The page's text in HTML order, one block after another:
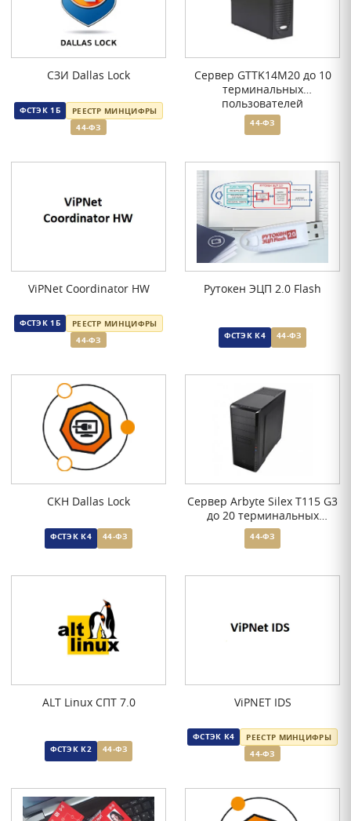
СЗИ Dallas Lock
ФСТЭК 1Б
РЕЕСТР МИНЦИФРЫ
44-ФЗ
Сервер GTTK14M20 до 10
терминальных
пользователей
44-ФЗ
ViPNet Coordinator HW
ФСТЭК 1Б
РЕЕСТР МИНЦИФРЫ
44-ФЗ
Рутокен ЭЦП 2.0 Flash
ФСТЭК К4 44-ФЗ
СКН Dallas Lock
ФСТЭК К4 44-ФЗ
Сервер Arbyte Silex T115 G3
до 20 терминальных
пользователей
44-ФЗ
ALT Linux СПТ 7.0
ФСТЭК К2 44-ФЗ
ViPNET IDS
ФСТЭК К4
РЕЕСТР МИНЦИФРЫ
44-ФЗ